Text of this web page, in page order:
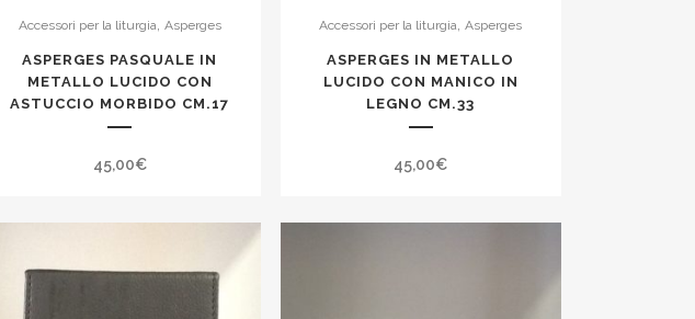
Accessori per la liturgia, Asperges
ASPERGES PASQUALE IN
METALLO LUCIDO CON
ASTUCCIO MORBIDO CM.17
45,00€
Accessori per la liturgia,Asperges
ASPERGES IN METALLO
LUCIDO CON MANICO IN
LEGNO CM.33
45,00€